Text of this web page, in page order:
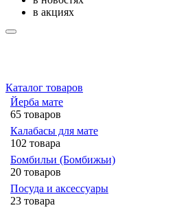
в акциях
Каталог товаров
Йерба мате
65 товаров
Калабасы для мате
102 товара
Бомбильи (Бомбижьи)
20 товаров
Посуда и аксессуары
23 товара